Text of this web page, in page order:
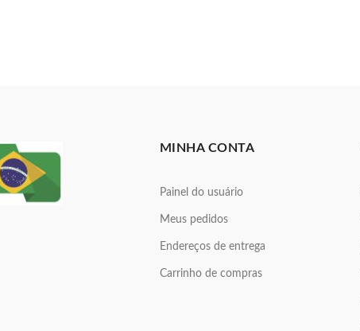
MINHA CONTA
Painel do usuário
Meus pedidos
Endereços de entrega
Carrinho de compras